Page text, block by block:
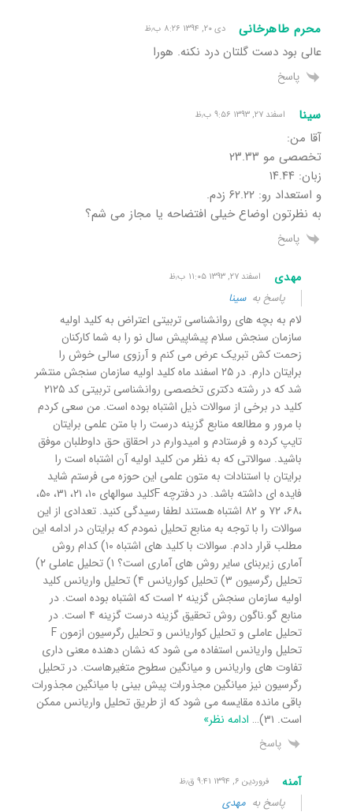
محرم طاهرخانی دی ۲۰, ۱۳۹۴ ۸:۲۶ ب٫ظ
عالی بود دست گلتان درد نکنه. هورا
پاسخ
سینا اسفند ۲۷, ۱۳۹۳ ۹:۵۶ ب٫ظ
آقا من:
تخصصی مو ۲۳.۳۳
زبان: ۱۴.۴۴
و استعداد رو: ۶۲.۲۲ زدم.
به نظرتون اوضاع خیلی افتضاحه یا مجاز می شم؟
پاسخ
مهدی اسفند ۲۷, ۱۳۹۳ ۱۱:۰۵ ب٫ظ
پاسخ بهسینا
لام به بچه های روانشناسی تربیتی اعتراض به کلید اولیه
سازمان سنجش سلام پیشاپیش سال نو را به شما کارکنان
زحمت کش تبریک عرض می کنم و آرزوی سالی خوش را
برایتان دارم. در ۲۵ اسفند ماه کلید اولیه سازمان سنجش منتشر
شد که در رشته دکتری تخصصی روانشناسی تربیتی کد ۲۱۲۵
کلید در برخی از سوالات ذیل اشتباه بوده است. من سعی کردم
با مرور و مطالعه منابع گزینه درست را با متن علمی برایتان
تایپ کرده و فرستادم و امیدوارم در احقاق حق داوطلبان موفق
باشید. سوالاتی که به نظر من کلید اولیه آن اشتباه است را
برایتان با استنادات به متون علمی این حوزه می فرستم شاید
فایده ای داشته باشد. در دفترچه Fکلید سوالهای ۱۰، ۲۱، ۳۱، ۵۰،
،۶۸، ۷۲ و ۸۲ اشتباه هستند لطفا رسیدگی کنید. تعدادی از این
سوالات را با توجه به منابع تحلیل نمودم که برایتان در ادامه این
مطلب قرار دادم. سوالات با کلید های اشتباه ۱۰) کدام روش
آماری زیربنای سایر روش های آماری است؟ ۱) تحلیل عاملی ۲)
تحلیل رگرسیون ۳) تحلیل کواریانس ۴) تحلیل واریانس کلید
اولیه سازمان سنجش گزینه ۲ است که اشتباه بوده است. در
منابع گو.ناگون روش تحقیق گزینه درست گزینه ۴ است. در
تحلیل عاملی و تحلیل کواریانس و تحلیل رگرسیون ازمون F
تحلیل واریانس استفاده می شود که نشان دهنده معنی داری
تفاوت های واریانس و میانگین سطوح متغیرهاست. در تحلیل
رگرسیون نیز میانگین مجذورات پیش بینی با میانگین مجذورات
باقی مانده مقایسه می شود که از طریق تحلیل واریانس ممکن
است. ۳۱)
… ادامه نظر»
پاسخ
آمنه فروردین ۶, ۱۳۹۴ ۹:۴۱ ق٫ظ
پاسخ به مهدی